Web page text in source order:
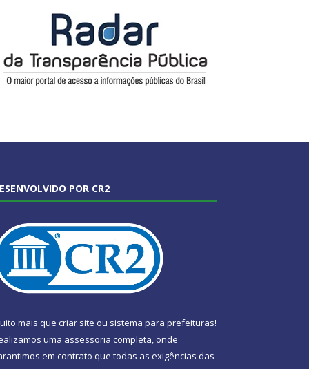
POR CR2
mais que criar site ou sistema para prefeituras!
uma assessoria completa, onde
em contrato que todas as exigências das